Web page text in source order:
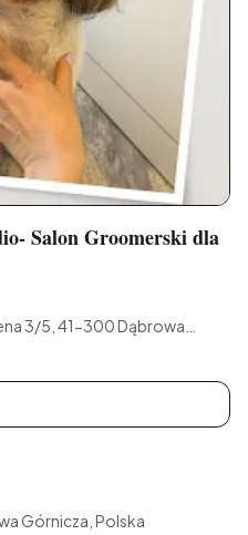
Salon Groomerski dla
3/5, 41-300 Dąbrowa
Górnicza, Polska